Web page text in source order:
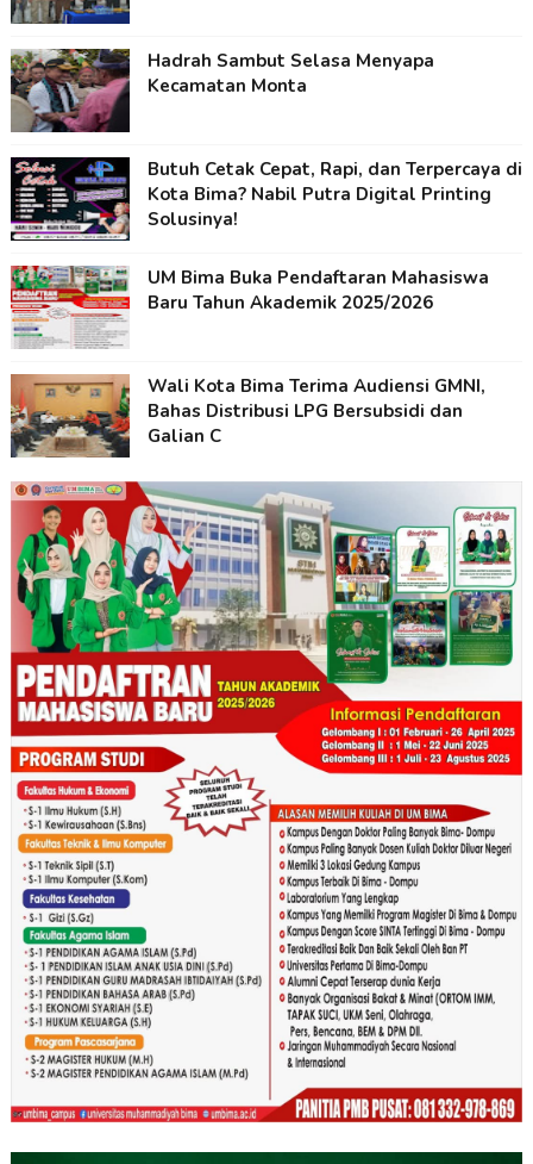
Hadrah Sambut Selasa Menyapa
Kecamatan Monta
Butuh Cetak Cepat, Rapi, dan Terpercaya di
Kota Bima? Nabil Putra Digital Printing
Solusinya!
UM Bima Buka Pendaftaran Mahasiswa
Baru Tahun Akademik 2025/2026
Wali Kota Bima Terima Audiensi GMNI,
Bahas Distribusi LPG Bersubsidi dan
Galian C